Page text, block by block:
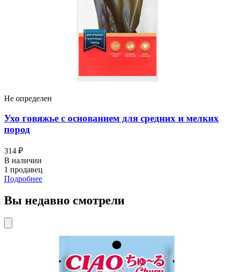
Не определен
Ухо говяжье с основанием для средних и мелких
пород
314 ₽
В наличии
1 продавец
Подробнее
Вы недавно смотрели